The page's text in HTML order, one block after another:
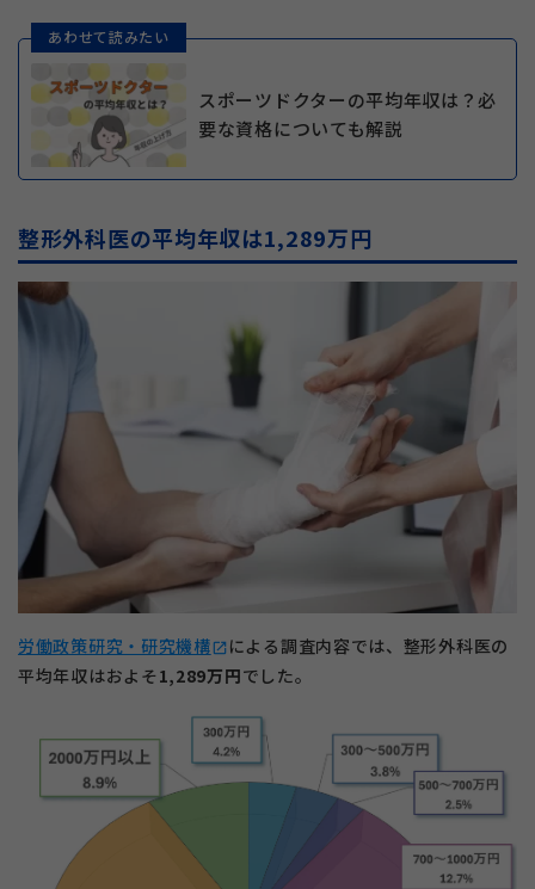
あわせて読みたい
スポーツドクターの平均年収は？必
要な資格についても解説
整形外科医の平均年収は1,289万円
労働政策研究・研究機構 open_in_new による調査内容では、整形外科医の
平均年収はおよそ1,289万円でした。